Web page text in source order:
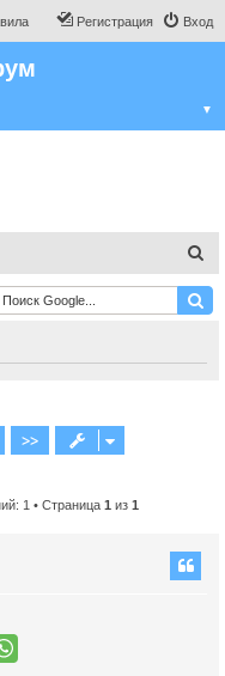
Вход
Регистрация
▼
и
к
>>
1 • Страница 1 из 1